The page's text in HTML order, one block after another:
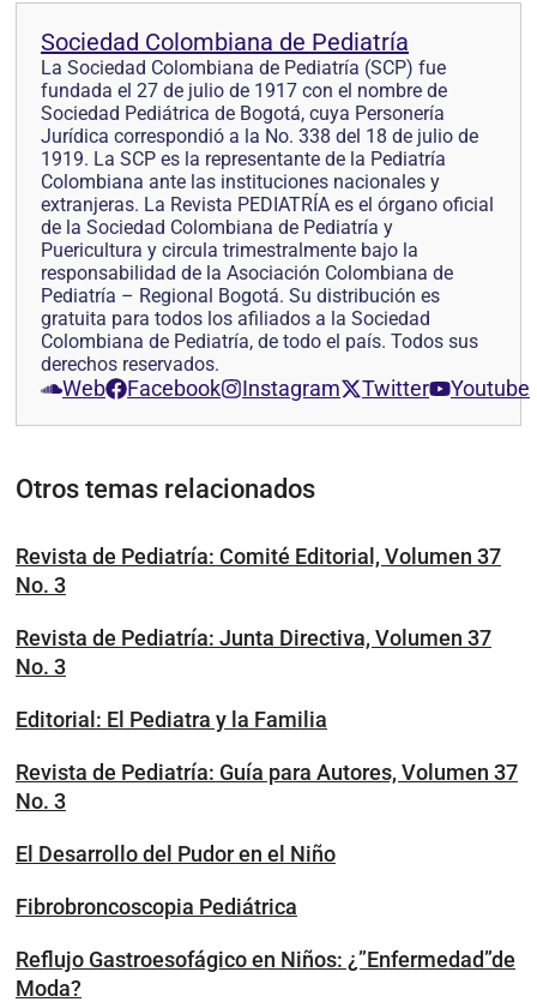
Sociedad Colombiana de Pediatría
La Sociedad Colombiana de Pediatría (SCP) fue
fundada el 27 de julio de 1917 con el nombre de
Sociedad Pediátrica de Bogotá, cuya Personería
Jurídica correspondió a la No. 338 del 18 de julio de
1919. La SCP es la representante de la Pediatría
Colombiana ante las instituciones nacionales y
extranjeras. La Revista PEDIATRÍA es el órgano oficial
de la Sociedad Colombiana de Pediatría y
Puericultura y circula trimestralmente bajo la
responsabilidad de la Asociación Colombiana de
Pediatría – Regional Bogotá. Su distribución es
gratuita para todos los afiliados a la Sociedad
Colombiana de Pediatría, de todo el país. Todos sus
derechos reservados.
Web Facebook Instagram Twitter Youtube
Otros temas relacionados
Revista de Pediatría: Comité Editorial, Volumen 37
No. 3
Revista de Pediatría: Junta Directiva, Volumen 37
No. 3
Editorial: El Pediatra y la Familia
Revista de Pediatría: Guía para Autores, Volumen 37
No. 3
El Desarrollo del Pudor en el Niño
Fibrobroncoscopia Pediátrica
Reflujo Gastroesofágico en Niños: ¿”Enfermedad”de
Moda?